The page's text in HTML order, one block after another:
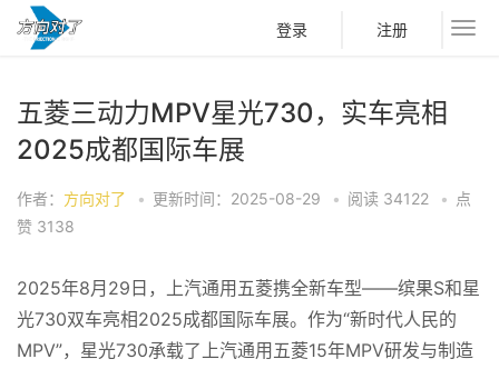
登录 注册
五菱三动力MPV星光730，实车亮相
2025成都国际车展
作者： 方向对了 • 更新时间：2025-08-29 • 阅读 34122 • 点
赞 3138
2025年8月29日，上汽通用五菱携全新车型——缤果S和星
光730双车亮相2025成都国际车展。作为“新时代人民的
MPV”，星光730承载了上汽通用五菱15年MPV研发与制造